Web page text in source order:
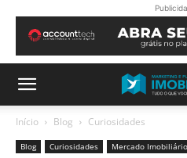
Início Blog Curiosidades
Blog Curiosidades Mercado Imobiliário